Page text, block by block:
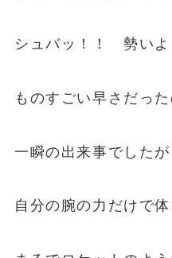
シュバッ！！ 勢いよ
ものすごい早さだっ
一瞬の出来事でしたが
自分の腕の力だけで